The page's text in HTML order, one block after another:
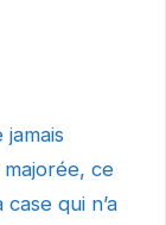
majorée, ce
qui n’a